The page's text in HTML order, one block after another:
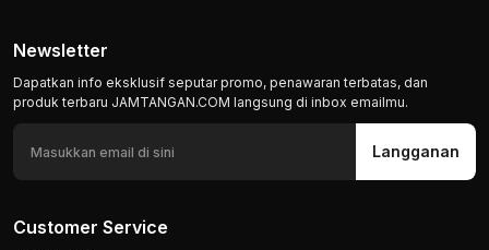
Newsletter
Dapatkan info eksklusif seputar promo, penawaran terbatas, dan
produk terbaru JAMTANGAN.COM langsung di inbox emailmu.
Langganan
Customer Service